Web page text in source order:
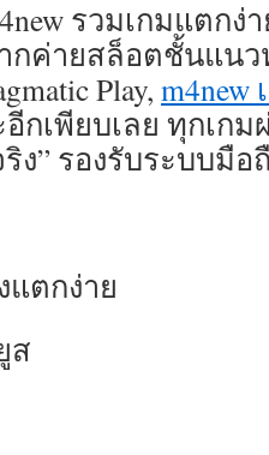
รวมเกมแตก
กค่ายสล็อตชั้นแนว
Play, m4new
อีกเพียบเลย ทุกเ
ง” รองรับระบบมื
ตกง่าย
ส